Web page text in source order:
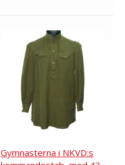
Gymnasterna i NKVD:s